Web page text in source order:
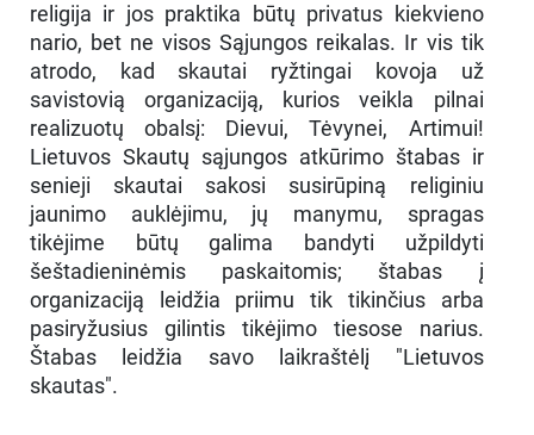
religija ir jos praktika būtų privatus kiekvieno
nario, bet ne visos Sąjungos reikalas. Ir vis tik
atrodo, kad skautai ryžtingai kovoja už
savistovią organizaciją, kurios veikla pilnai
realizuotų obalsį: Dievui, Tėvynei, Artimui!
Lietuvos Skautų sąjungos atkūrimo štabas ir
senieji skautai sakosi susirūpiną religiniu
jaunimo auklėjimu, jų manymu, spragas
tikėjime būtų galima bandyti užpildyti
šeštadieninėmis paskaitomis; štabas į
organizaciją leidžia priimu tik tikinčius arba
pasiryžusius gilintis tikėjimo tiesose narius.
Štabas leidžia savo laikraštėlį "Lietuvos
skautas".